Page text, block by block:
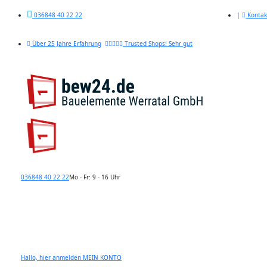
036848 40 22 22 |
Über 25 Jahre Erfahrung Trusted Shops: Sehr gut
036848 40 22 22Mo - Fr: 9 - 16 Uhr
Hallo, hier anmelden MEIN KONTO